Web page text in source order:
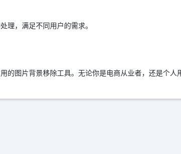
理，满足不同用户的需求。
的图片背景移除工具。无论你是电商从业者，还是个人